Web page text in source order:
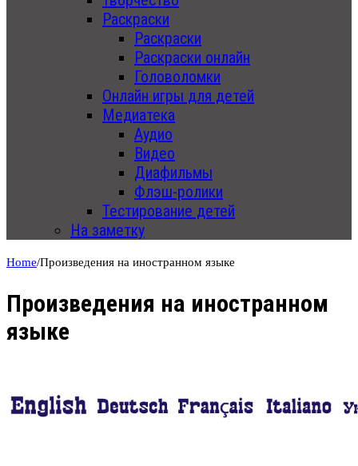
Раскраски
Раскраски
Раскраски онлайн
Головоломки
Онлайн игры для детей
Медиатека
Аудио
Видео
Диафильмы
Флэш-ролики
Тестирование детей
На заметку
Home/Произведения на иностранном языке
Произведения на иностранном
языке